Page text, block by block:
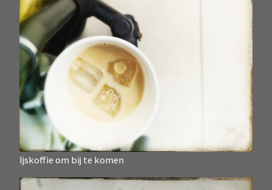
Ijskoffie om bij te komen